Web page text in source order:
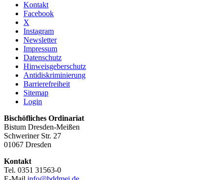
Kontakt
Facebook
X
Instagram
Newsletter
Impressum
Datenschutz
Hinweisgeberschutz
Antidiskriminierung
Barrierefreiheit
Sitemap
Login
Bischöfliches Ordinariat
Bistum Dresden-Meißen
Schweriner Str. 27
01067 Dresden
Kontakt
Tel. 0351 31563-0